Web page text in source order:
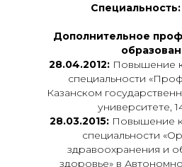
Специальность:
Дополнительное
28.04.2012:Повышение
специальности
Казанском
университете,
28.03.2015:Повышение
специальности
здравоохранения и
здоровье» в